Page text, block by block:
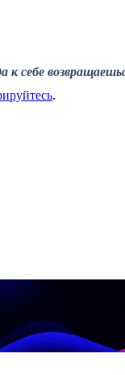
к себе
.